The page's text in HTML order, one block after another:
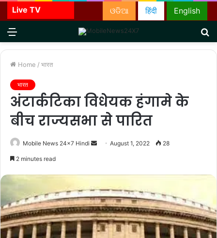
Live TV English
हिंदी
ଓଡିଆ
Menu
Home / भारत
भारत
अंटार्कटिका विधेयक हंगामे के
बीच राज्यसभा से पारित
Mobile News 24x7 Hindi
SendAugust 1, 2022 28
2 minutes read